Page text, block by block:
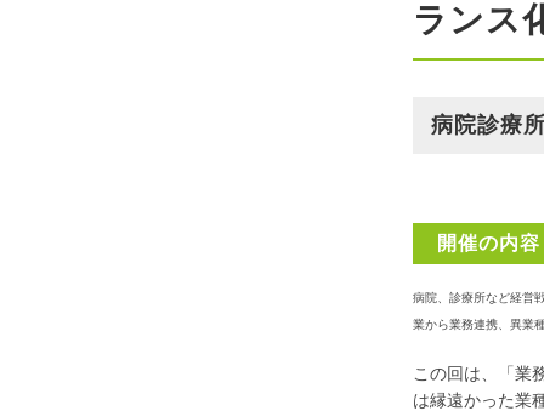
ランス
病院診療
開催の内容
病院、診療所など経営
業から業務連携、異業
この回は、「業
は縁遠かった業